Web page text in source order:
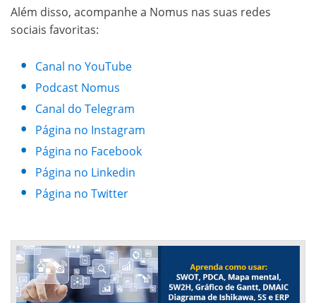
Além disso, acompanhe a Nomus nas suas redes
sociais favoritas:
Canal no YouTube
Podcast Nomus
Canal do Telegram
Página no Instagram
Página no Facebook
Página no Linkedin
Página no Twitter